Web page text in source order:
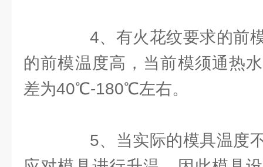
4、有火花纹要求的前模
的前模温度高，当前模须通热
差为40℃-180℃左右。
5、当实际的模具温度不